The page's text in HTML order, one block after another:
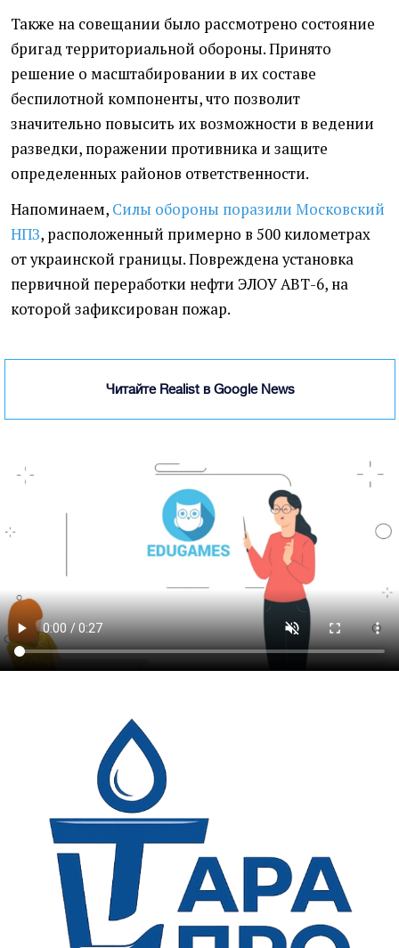
Также на совещании было рассмотрено состояние
бригад территориальной обороны. Принято
решение о масштабировании в их составе
беспилотной компоненты, что позволит
значительно повысить их возможности в ведении
разведки, поражении противника и защите
определенных районов ответственности.
Напоминаем, Силы обороны поразили Московский
НПЗ, расположенный примерно в 500 километрах
от украинской границы. Повреждена установка
первичной переработки нефти ЭЛОУ АВТ-6, на
которой зафиксирован пожар.
Читайте Realist в Google News